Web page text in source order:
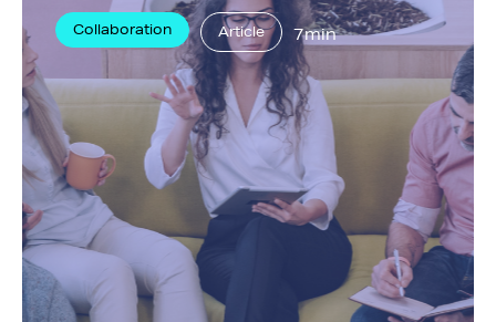
Collaboration Article 7min